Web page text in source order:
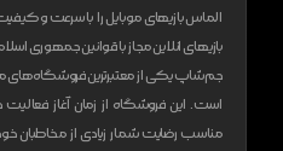
الماس بازیهای موبایل را با سرعت و
بازیهای انلاین مجاز با قوانین جمهوری
جم شاپ یکی از معتبر‌ترین فروشگاه های
است. این فروشگاه از زمان آغاز فعالیت
مناسب رضایت شمار زیادی از مخاطبان